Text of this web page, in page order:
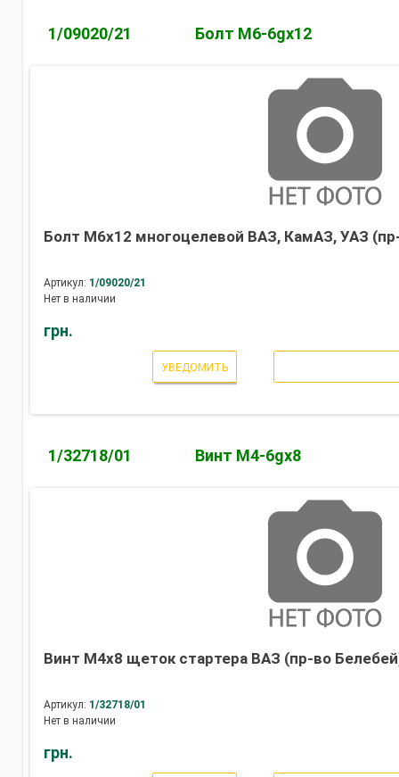
1/09020/21 Болт М6-6gх12
Болт М6х12 многоцелевой ВАЗ, КамАЗ, УАЗ
Артикул: 1/09020/21
Нет в наличии
грн.
УВЕДОМИТЬ
1/32718/01 Винт М4-6gх8
Винт М4х8 щеток стартера ВАЗ (пр-во
Артикул: 1/32718/01
Нет в наличии
грн.